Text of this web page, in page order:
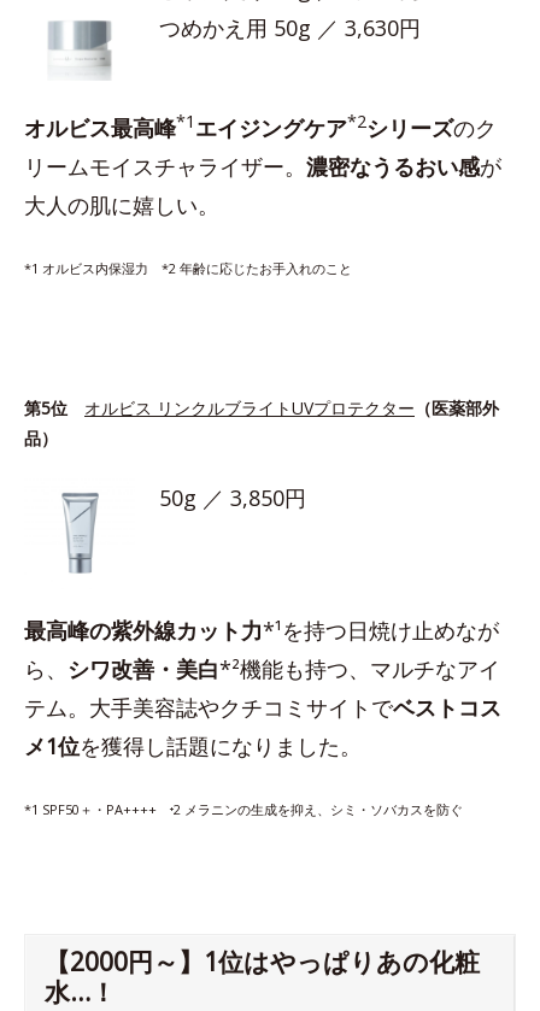
つめかえ用 50g ／ 3,630円
オルビス最高峰*1 エイジングケア*2シリーズのク
リームモイスチャライザー。 濃密なうるおい感が
大人の肌に嬉しい。
*1 オルビス内保湿力 *2 年齢に応じたお手入れのこと
第5位 オルビス リンクルブライトUVプロテクター （医薬部外
品）
50g ／ 3,850円
最高峰の紫外線カット力*¹を持つ日焼け止めなが
ら、 シワ改善・美白*²機能も持つ、マルチなアイ
テム。大手美容誌やクチコミサイトでベストコス
メ1位を獲得し話題になりました。
*1 SPF50＋・PA++++ ⁺2 メラニンの生成を抑え、シミ・ソバカスを防ぐ
【2000円～】1位はやっぱりあの化粧
水…！